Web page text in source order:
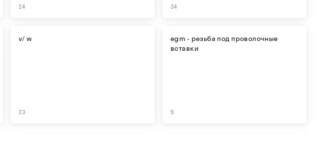
24 34
v/ w
23
egm - резьба под проволочные
вставки
9